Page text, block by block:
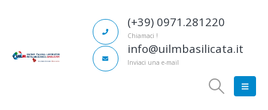
(+39) 0971.281220
Chiamaci !
info@uilmbasilicata.it
Inviaci una e-mail